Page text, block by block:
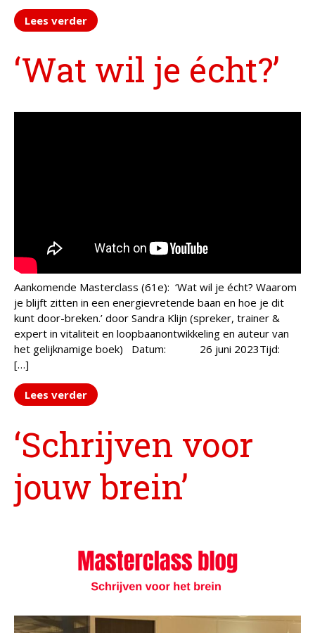
Lees verder
‘Wat wil je écht?’
Aankomende Masterclass (61e): ‘Wat wil je écht? Waarom
je blijft zitten in een energievretende baan en hoe je dit
kunt door-breken.’ door Sandra Klijn (spreker, trainer &
expert in vitaliteit en loopbaanontwikkeling en auteur van
het gelijknamige boek) Datum: 26 juni 2023Tijd:
[…]
Lees verder
‘Schrijven voor
jouw brein’